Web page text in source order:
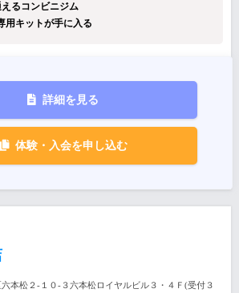
るコンビニジム
用キットが手に入る
詳細を見る
体験・入会を申し込む
本松２-１０-３六本松ロイヤルビル３・４Ｆ(受付３